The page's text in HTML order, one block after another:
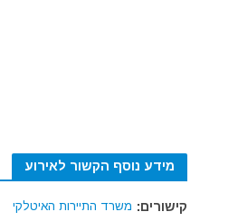
מידע נוסף הקשור לאירוע
קישורים: משרד התיירות האיטלקי